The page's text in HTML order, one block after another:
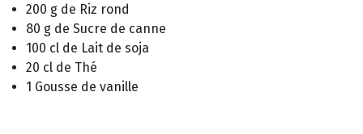
200 g de Riz rond
80 g de Sucre de canne
100 cl de Lait de soja
20 cl de Thé
1 Gousse de vanille